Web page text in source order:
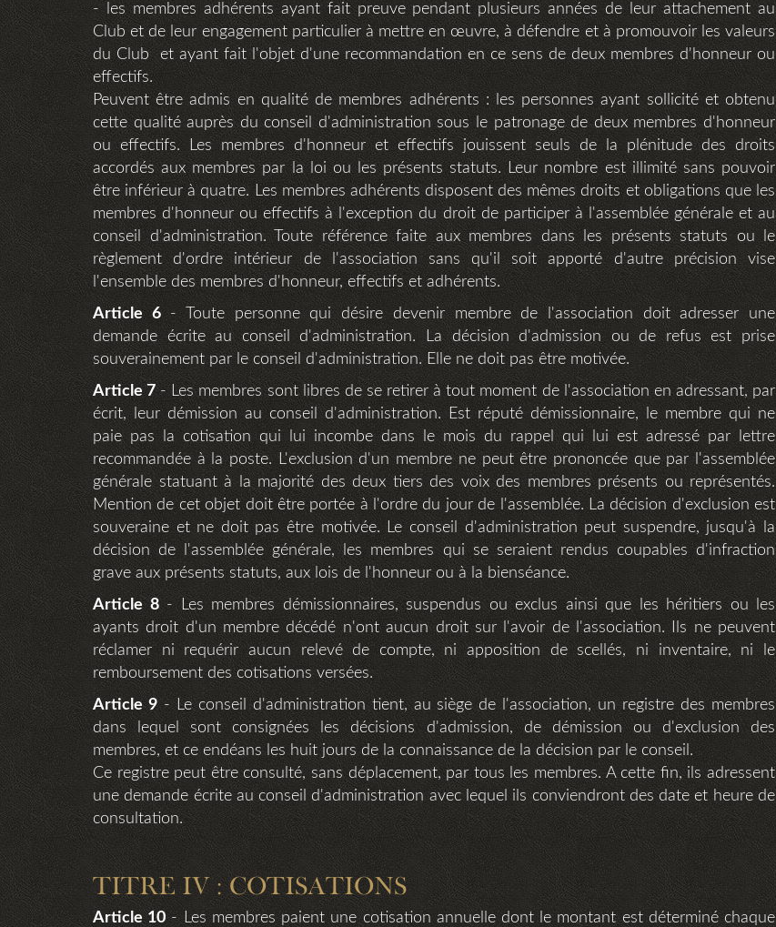
- les membres adhérents ayant fait preuve pendant plusieurs années de leur attachement au
Club et de leur engagement particulier à mettre en œuvre, à défendre et à promouvoir les valeurs
du Club et ayant fait l'objet d'une recommandation en ce sens de deux membres d'honneur ou
effectifs.
Peuvent être admis en qualité de membres adhérents : les personnes ayant sollicité et obtenu
cette qualité auprès du conseil d'administration sous le patronage de deux membres d'honneur
ou effectifs. Les membres d'honneur et effectifs jouissent seuls de la plénitude des droits
accordés aux membres par la loi ou les présents statuts. Leur nombre est illimité sans pouvoir
être inférieur à quatre. Les membres adhérents disposent des mêmes droits et obligations que les
membres d'honneur ou effectifs à l'exception du droit de participer à l'assemblée générale et au
conseil d'administration. Toute référence faite aux membres dans les présents statuts ou le
règlement d'ordre intérieur de l'association sans qu'il soit apporté d'autre précision vise
l'ensemble des membres d'honneur, effectifs et adhérents.
Article 6- Toute personne qui désire devenir membre de l'association doit adresser une
demande écrite au conseil d'administration. La décision d'admission ou de refus est prise
souverainement par le conseil d'administration. Elle ne doit pas être motivée.
Article 7- Les membres sont libres de se retirer à tout moment de l'association en adressant, par
écrit, leur démission au conseil d'administration. Est réputé démissionnaire, le membre qui ne
paie pas la cotisation qui lui incombe dans le mois du rappel qui lui est adressé par lettre
recommandée à la poste. L'exclusion d'un membre ne peut être prononcée que par l'assemblée
générale statuant à la majorité des deux tiers des voix des membres présents ou représentés.
Mention de cet objet doit être portée à l'ordre du jour de l'assemblée. La décision d'exclusion est
souveraine et ne doit pas être motivée. Le conseil d'administration peut suspendre, jusqu'à la
décision de l'assemblée générale, les membres qui se seraient rendus coupables d'infraction
grave aux présents statuts, aux lois de l'honneur ou à la bienséance.
Article 8- Les membres démissionnaires, suspendus ou exclus ainsi que les héritiers ou les
ayants droit d'un membre décédé n'ont aucun droit sur l'avoir de l'association. Ils ne peuvent
réclamer ni requérir aucun relevé de compte, ni apposition de scellés, ni inventaire, ni le
remboursement des cotisations versées.
Article 9- Le conseil d'administration tient, au siège de l'association, un registre des membres
dans lequel sont consignées les décisions d'admission, de démission ou d'exclusion des
membres, et ce endéans les huit jours de la connaissance de la décision par le conseil.
Ce registre peut être consulté, sans déplacement, par tous les membres. A cette fin, ils adressent
une demande écrite au conseil d'administration avec lequel ils conviendront des date et heure de
consultation.
TITRE IV : COTISATIONS
Article 10 - Les membres paient une cotisation annuelle dont le montant est déterminé chaque